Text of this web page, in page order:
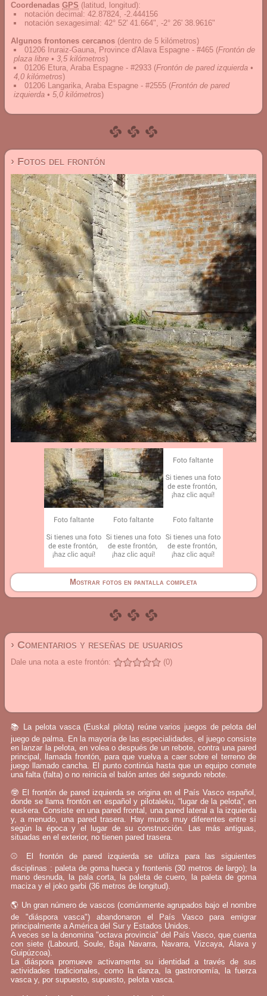
Coordenadas GPS (latitud, longitud):
notación decimal : 42.87824, -2.444156
notación sexagesimal : 42° 52' 41.664", -2° 26' 38.9616"
Algunos frontones cercanos (dentro de 5 kilómetros)
01206 Iruraiz-Gauna, Province d'Alava Espagne - #465 (Frontón de
plaza libre • 3,5 kilómetros)
01206 Etura, Araba Espagne - #2933 (Frontón de pared izquierda •
4,0 kilómetros)
01206 Langarika, Araba Espagne - #2555 (Frontón de pared
izquierda • 5,0 kilómetros)
› Fotos del frontón
Mostrar fotos en pantalla completa
› Comentarios y reseñas de usuarios
Dale una nota a este frontón: (0)
📚 La pelota vasca (Euskal pilota) reúne varios juegos de pelota del
juego de palma. En la mayoría de las especialidades, el juego consiste
en lanzar la pelota, en volea o después de un rebote, contra una pared
principal, llamada frontón, para que vuelva a caer sobre el terreno de
juego llamado cancha. El punto continúa hasta que un equipo comete
una falta (falta) o no reinicia el balón antes del segundo rebote.
🤓 El frontón de pared izquierda se origina en el País Vasco español,
donde se llama frontón en español y pilotaleku, “lugar de la pelota”, en
euskera. Consiste en una pared frontal, una pared lateral a la izquierda
y, a menudo, una pared trasera. Hay muros muy diferentes entre sí
según la época y el lugar de su construcción. Las más antiguas,
situadas en el exterior, no tienen pared trasera.
⚾ El frontón de pared izquierda se utiliza para las siguientes
disciplinas : paleta de goma hueca y frontenis (30 metros de largo); la
mano desnuda, la pala corta, la paleta de cuero, la paleta de goma
maciza y el joko garbi (36 metros de longitud).
🌎 Un gran número de vascos (comúnmente agrupados bajo el nombre
de "diáspora vasca") abandonaron el País Vasco para emigrar
principalmente a América del Sur y Estados Unidos.
A veces se la denomina "octava provincia" del País Vasco, que cuenta
con siete (Labourd, Soule, Baja Navarra, Navarra, Vizcaya, Álava y
Guipúzcoa).
La diáspora promueve activamente su identidad a través de sus
actividades tradicionales, como la danza, la gastronomía, la fuerza
vasca y, por supuesto, supuesto, pelota vasca.